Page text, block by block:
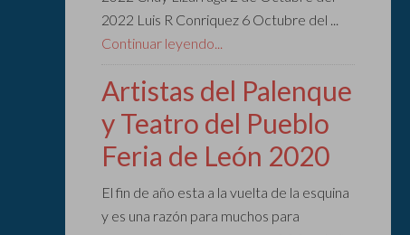
2022 Luis R Conriquez 6 Octubre del ...
Continuar leyendo...
Artistas del Palenque
y Teatro del Pueblo
Feria de León 2020
El fin de año esta a la vuelta de la esquina
y es una razón para muchos para